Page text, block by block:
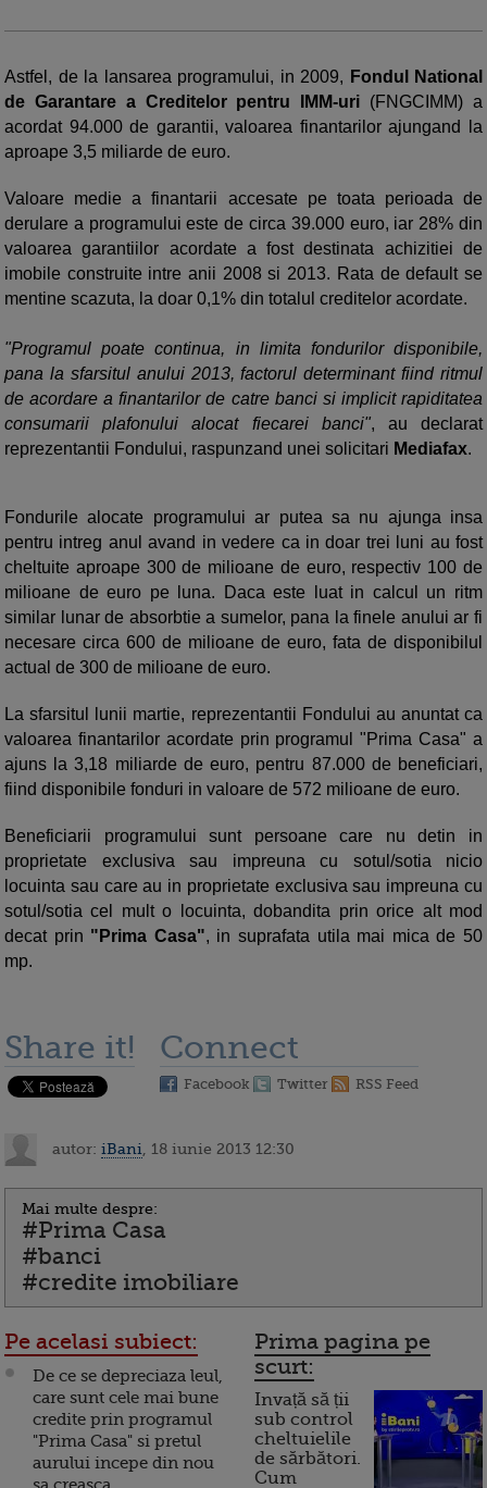
Astfel, de la lansarea programului, in 2009, Fondul National
de Garantare a Creditelor pentru IMM-uri (FNGCIMM) a
acordat 94.000 de garantii, valoarea finantarilor ajungand la
aproape 3,5 miliarde de euro.
Valoare medie a finantarii accesate pe toata perioada de
derulare a programului este de circa 39.000 euro, iar 28% din
valoarea garantiilor acordate a fost destinata achizitiei de
imobile construite intre anii 2008 si 2013. Rata de default se
mentine scazuta, la doar 0,1% din totalul creditelor acordate.
"Programul poate continua, in limita fondurilor disponibile,
pana la sfarsitul anului 2013, factorul determinant fiind ritmul
de acordare a finantarilor de catre banci si implicit rapiditatea
consumarii plafonului alocat fiecarei banci", au declarat
reprezentantii Fondului, raspunzand unei solicitari Mediafax.
Fondurile alocate programului ar putea sa nu ajunga insa
pentru intreg anul avand in vedere ca in doar trei luni au fost
cheltuite aproape 300 de milioane de euro, respectiv 100 de
milioane de euro pe luna. Daca este luat in calcul un ritm
similar lunar de absorbtie a sumelor, pana la finele anului ar fi
necesare circa 600 de milioane de euro, fata de disponibilul
actual de 300 de milioane de euro.
La sfarsitul lunii martie, reprezentantii Fondului au anuntat ca
valoarea finantarilor acordate prin programul "Prima Casa" a
ajuns la 3,18 miliarde de euro, pentru 87.000 de beneficiari,
fiind disponibile fonduri in valoare de 572 milioane de euro.
Beneficiarii programului sunt persoane care nu detin in
proprietate exclusiva sau impreuna cu sotul/sotia nicio
locuinta sau care au in proprietate exclusiva sau impreuna cu
sotul/sotia cel mult o locuinta, dobandita prin orice alt mod
decat prin "Prima Casa", in suprafata utila mai mica de 50
mp.
Share it! Connect
Facebook Twitter RSS Feed
autor: iBani , 18 iunie 2013 12:30
Mai multe despre:
#Prima Casa
#banci
#credite imobiliare
Pe acelasi subiect:
De ce se depreciaza leul,
care sunt cele mai bune
credite prin programul
"Prima Casa" si pretul
aurului incepe din nou
Prima pagina pe
scurt:
Invață să ții
sub control
cheltuielile
de sărbători.
Cum